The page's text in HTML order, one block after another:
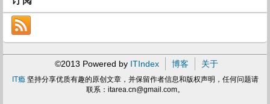
©2013 Powered by ITIndex 博客 关于
IT瘾坚持分享优质有趣的原创文章，并保留作者信息和版权声明，任何问题请
联系： itarea.cn@gmail.com。